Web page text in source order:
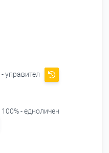
- управител
100% - едноличен